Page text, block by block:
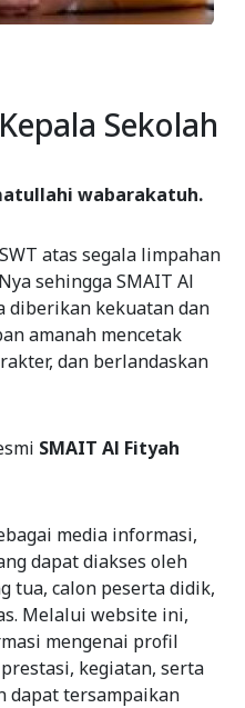
Sekolah
wabarakatuh.
atas segala limpahan
sehingga SMAIT Al
diberikan kekuatan dan
amanah mencetak
dan berlandaskan
SMAIT Al Fityah
media informasi,
dapat diakses oleh
tua, calon peserta didik,
Melalui website ini,
mengenai profil
kegiatan, serta
dapat tersampaikan